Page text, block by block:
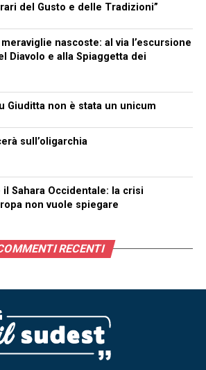
del Gusto e delle Tradizioni”
nascoste: al via l’escursione
Diavolo e alla Spiaggetta dei
Giuditta non è stata un unicum
sull’oligarchia
il Sahara Occidentale: la crisi
non vuole spiegare
RECENTI